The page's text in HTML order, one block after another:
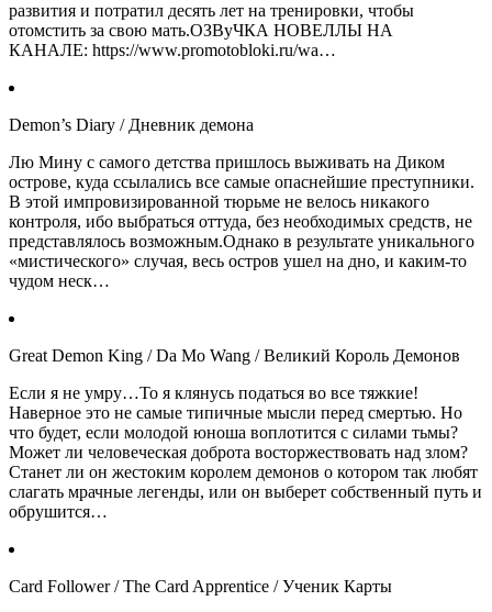
развития и потратил десять лет на тренировки, чтобы
отомстить за свою мать.ОЗВуЧКА НОВЕЛЛЫ НА
КАНАЛЕ: https://www.promotobloki.ru/wa…
Demon’s Diary / Дневник демона
Лю Мину с самого детства пришлось выживать на Диком
острове, куда ссылались все самые опаснейшие преступники.
В этой импровизированной тюрьме не велось никакого
контроля, ибо выбраться оттуда, без необходимых средств, не
представлялось возможным.Однако в результате уникального
«мистического» случая, весь остров ушел на дно, и каким-то
чудом неск…
Great Demon King / Da Mo Wang / Великий Король Демонов
Если я не умру…То я клянусь податься во все тяжкие!
Наверное это не самые типичные мысли перед смертью. Но
что будет, если молодой юноша воплотится с силами тьмы?
Может ли человеческая доброта восторжествовать над злом?
Станет ли он жестоким королем демонов о котором так любят
слагать мрачные легенды, или он выберет собственный путь и
обрушится…
Card Follower / The Card Apprentice / Ученик Карты